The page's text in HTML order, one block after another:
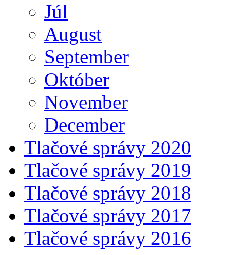
Júl
August
September
Október
November
December
Tlačové správy 2020
Tlačové správy 2019
Tlačové správy 2018
Tlačové správy 2017
Tlačové správy 2016